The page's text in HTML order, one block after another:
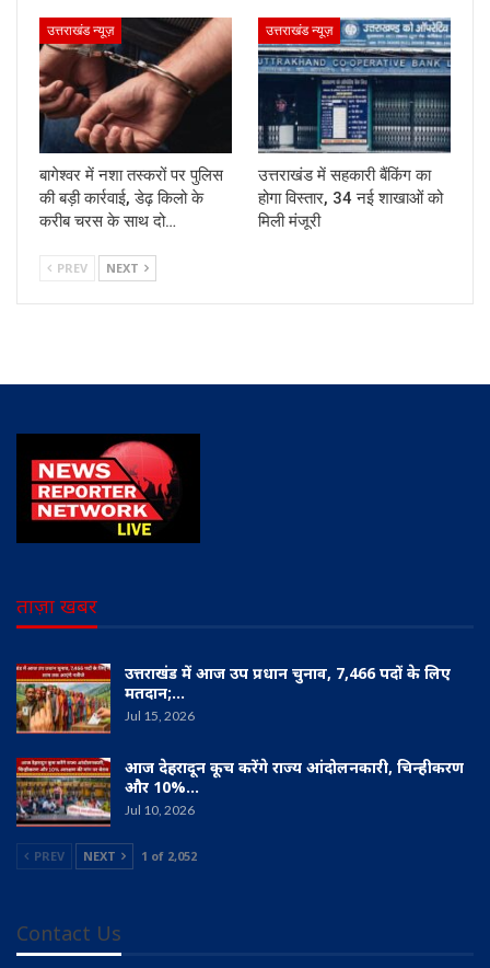
उत्तराखंड न्यूज़
बागेश्वर में नशा तस्करों पर पुलिस
की बड़ी कार्रवाई, डेढ़ किलो के
करीब चरस के साथ दो…
उत्तराखंड न्यूज़
उत्तराखंड में सहकारी बैंकिंग का
होगा विस्तार, 34 नई शाखाओं को
मिली मंजूरी
PREV NEXT
ताज़ा खबर
उत्तराखंड में आज उप प्रधान चुनाव, 7,466 पदों के लिए
मतदान;…
Jul 15, 2026
आज देहरादून कूच करेंगे राज्य आंदोलनकारी, चिन्हीकरण
और 10%…
Jul 10, 2026
PREV NEXT 1 of 2,052
Contact Us